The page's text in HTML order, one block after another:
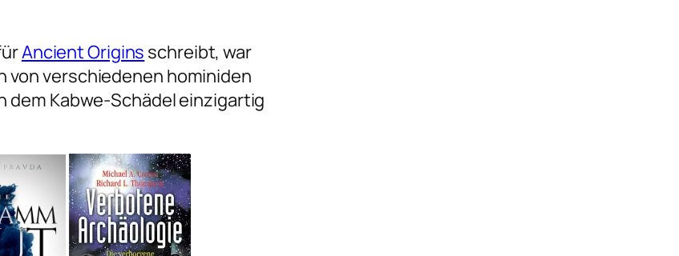
Ancient Origins schreibt, war
von verschiedenen hominiden
dem Kabwe-Schädel einzigartig